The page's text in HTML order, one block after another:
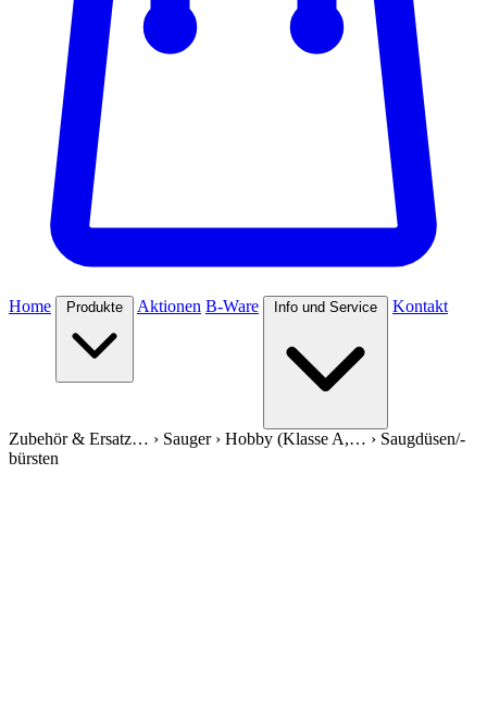
Home Produkte Aktionen B-Ware Info und Service Kontakt
Zubehör & Ersatz… › Sauger› Hobby (Klasse A,… › Saugdüsen/-
bürsten